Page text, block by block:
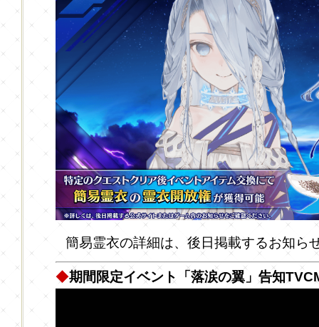
簡易霊衣の詳細は、後日掲載するお知ら
◆期間限定イベント「落涙の翼」告知